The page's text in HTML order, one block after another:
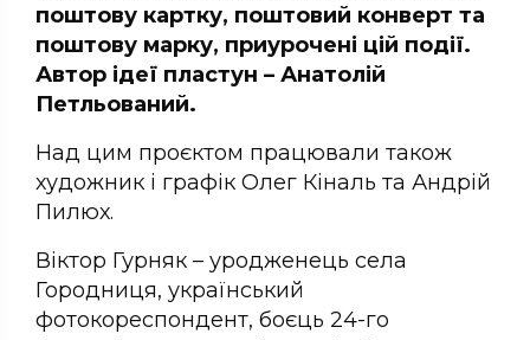
поштову картку, поштовий конверт та
поштову марку, приурочені цій події.
Автор ідеї пластун – Анатолій
Петльований.
Над цим проєктом працювали також
художник і графік Олег Кіналь та Андрій
Пилюх.
Віктор Гурняк – уродженець села
Городниця, український
фотокореспондент, боєць 24-го